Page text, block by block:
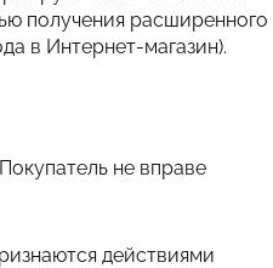
получения расширенного
в Интернет-магазин).
не вправе
действиями